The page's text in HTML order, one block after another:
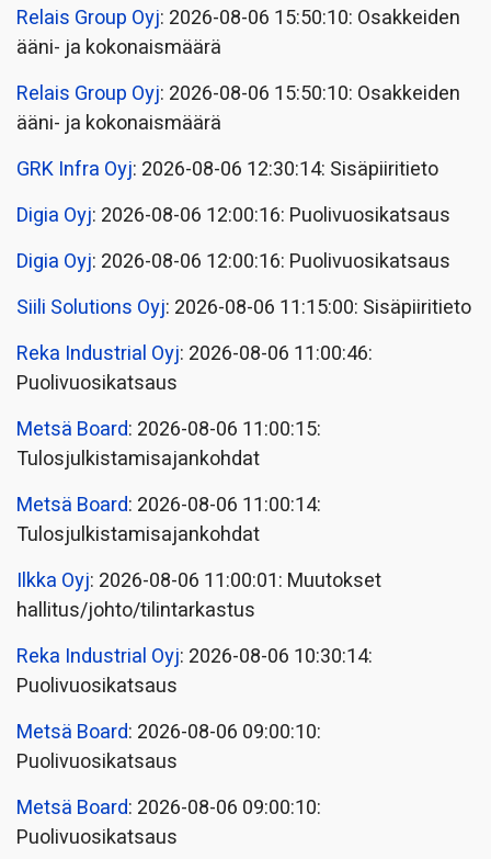
Relais Group Oyj: 2026-08-06 15:50:10: Osakkeiden
ääni- ja kokonaismäärä
Relais Group Oyj: 2026-08-06 15:50:10: Osakkeiden
ääni- ja kokonaismäärä
GRK Infra Oyj: 2026-08-06 12:30:14: Sisäpiiritieto
Digia Oyj: 2026-08-06 12:00:16: Puolivuosikatsaus
Digia Oyj: 2026-08-06 12:00:16: Puolivuosikatsaus
Siili Solutions Oyj: 2026-08-06 11:15:00: Sisäpiiritieto
Reka Industrial Oyj: 2026-08-06 11:00:46:
Puolivuosikatsaus
Metsä Board: 2026-08-06 11:00:15:
Tulosjulkistamisajankohdat
Metsä Board: 2026-08-06 11:00:14:
Tulosjulkistamisajankohdat
Ilkka Oyj: 2026-08-06 11:00:01: Muutokset
hallitus/johto/tilintarkastus
Reka Industrial Oyj: 2026-08-06 10:30:14:
Puolivuosikatsaus
Metsä Board: 2026-08-06 09:00:10:
Puolivuosikatsaus
Metsä Board: 2026-08-06 09:00:10:
Puolivuosikatsaus